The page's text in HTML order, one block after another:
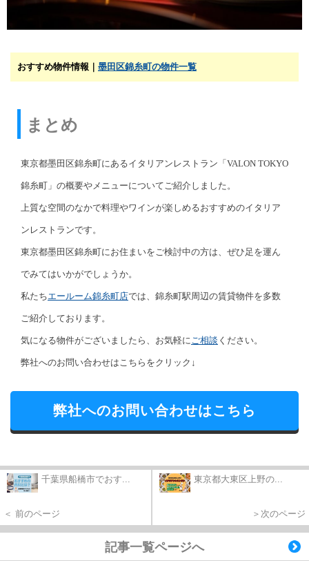
おすすめ物件情報｜ 墨田区錦糸町の物件一覧
まとめ
東京都墨田区錦糸町にあるイタリアンレストラン「VALON TOKYO
錦糸町」の概要やメニューについてご紹介しました。
上質な空間のなかで料理やワインが楽しめるおすすめのイタリア
ンレストランです。
東京都墨田区錦糸町にお住まいをご検討中の方は、ぜひ足を運ん
でみてはいかがでしょうか。
私たちエールーム錦糸町店では、錦糸町駅周辺の賃貸物件を多数
ご紹介しております。
気になる物件がございましたら、お気軽にご相談 ください。
弊社へのお問い合わせはこちらをクリック↓
弊社へのお問い合わせはこちら
千葉県船橋市でおす...
＜ 前のページ
東京都大東区上野の...
＞次のページ
記事一覧ページへ